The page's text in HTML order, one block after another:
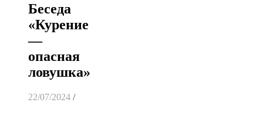
Беседа
«Курение
—
опасная
ловушка»
22/07/2024 /